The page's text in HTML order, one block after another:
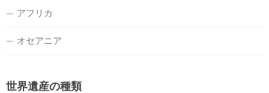
アフリカ
オセアニア
世界遺産の種類